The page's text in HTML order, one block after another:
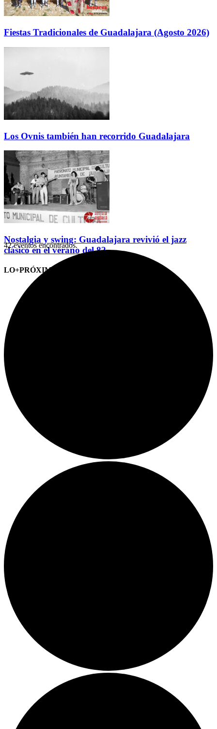
Fiestas Tradicionales de Guadalajara (Agosto 2026)
Los Ovnis también han recorrido Guadalajara
Nostalgia y swing: Guadalajara revivió el jazz
clásico en el verano del 82
LO+PRÓXIMO (CITAS)
42 eventos encontrados.